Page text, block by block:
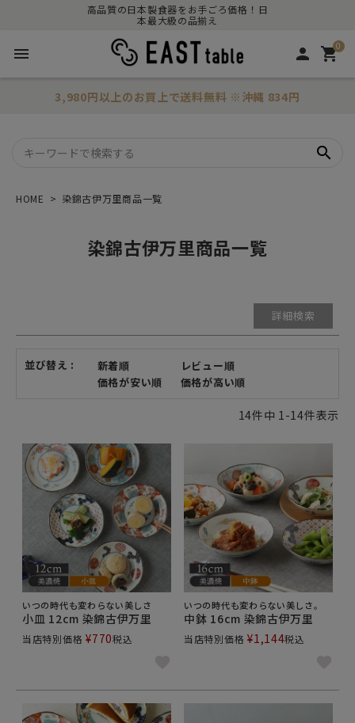
高品質の日本製食器をお手ごろ価格！日
本最大級の品揃え
menu person 0
shopping_cart
3,980円以上のお買上で送料無料 ※沖縄 834円
search
HOME 染錦古伊万里商品一覧
染錦古伊万里商品一覧
詳細検索
〜
価格が安い順
価格が高い順
並び替え 新着順
レビュー順
価格が安い順
価格が高い順
14件中 1-14件表示
いつの時代も変わらない美しさ
小皿 12cm 染錦古伊万里
当店特別価格 ¥770税込
いつの時代も変わらない美しさ。
中鉢 16cm 染錦古伊万里
当店特別価格 ¥1,144税込